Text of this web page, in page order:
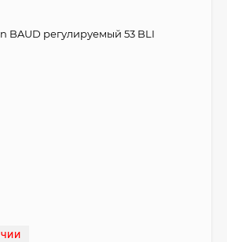
BAUD регулируемый 53 BLI